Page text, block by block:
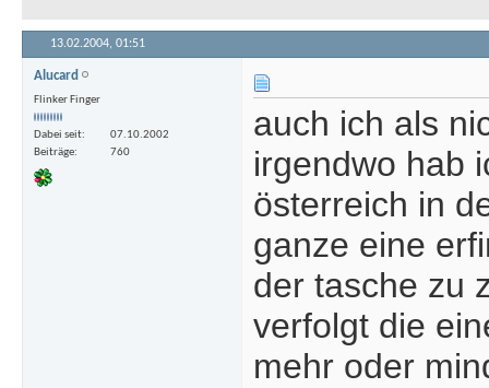
13.02.2004, 01:51
Alucard
Flinker Finger
Dabei seit
07.10.2002
Beiträge
760
auch ich als
irgendwo hab
österreich in
ganze eine
der tasche zu
verfolgt die
mehr oder